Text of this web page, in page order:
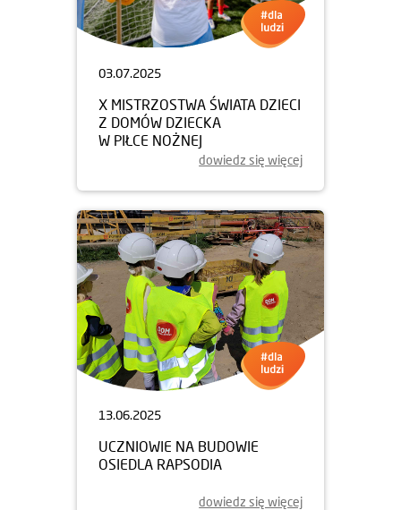
03.07.2025
X MISTRZOSTWA ŚWIATA DZIECI
Z DOMÓW DZIECKA
W PIŁCE NOŻNEJ
dowiedz się więcej
13.06.2025
UCZNIOWIE NA BUDOWIE
OSIEDLA RAPSODIA
dowiedz się więcej